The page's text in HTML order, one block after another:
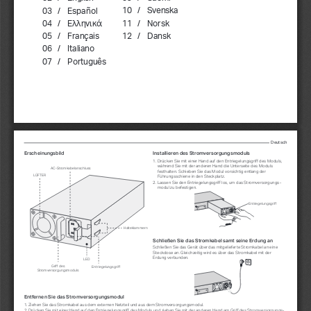
03   /    Español
04   /    Ελληνικά
05   /    Français
06   /    Italiano
07   /    Português
10   /    Svenska
11   /    Norsk
12   /    Dansk
Entfernen Sie das Stromversorgungsmodul
1. Ziehen Sie das Stromkabel aus dem externen Netzteil und aus dem Stromversorgungsmodul.
2. Drücken Sie mit einer Hand auf den Entriegelungsgriff des Moduls und ziehen Sie mit der anderen Hand am Griff des Stromversorgungs
Schließen Sie das Stromkabel samt seine Erdung an
Schließen Sie das Gerät über das mitgelieferte Stromkabel an eine
Steckdose an. Gleichzeitig wird es über das Stromkabel mit der
Erdung verbunden.
Installieren des Stromversorgungsmoduls
1. Drücken Sie mit einer Hand auf den Entriegelungsgriff des Moduls,
während Sie mit der anderen Hand die Unterseite des Moduls
festhalten. Schieben Sie das Modul vorsichtig entlang der
Führungsschiene in den Steckplatz.
2. Lassen Sie den Entriegelungsgriff los, um das Stromversorgungs
modul zu befestigen.
Deutsch
Erscheinungsbild
AC-Stromkabelanschluss
Entriegelungsgriff
LED
Griff des
Stromversorgungsmoduls
LÜFTER
Halteklammern
Entriegelungsgriff